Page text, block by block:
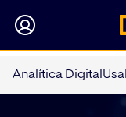
Analítica Digital